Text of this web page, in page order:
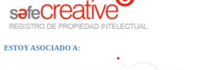
ESTOY ASOCIADO A: